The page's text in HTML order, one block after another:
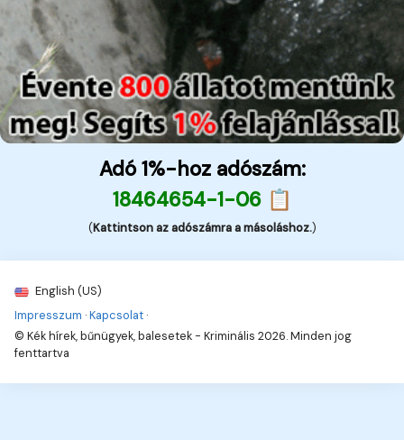
Adó 1%-hoz adószám:
18464654-1-06 📋
(Kattintson az adószámra a másoláshoz.)
English (US)
Impresszum ·Kapcsolat ·
© Kék hírek, bűnügyek, balesetek - Kriminális 2026. Minden jog
fenttartva